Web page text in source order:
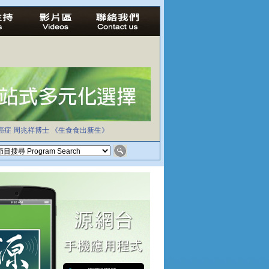
症 周兆祥博士 《生食食出新生》